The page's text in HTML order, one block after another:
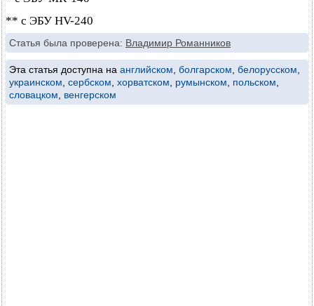
** с ЭБУ HV-240
Статья была проверена: Владимир Романников
Эта статья доступна на английском, болгарском, белорусском,
украинском, сербском, хорватском, румынском, польском,
словацком, венгерском